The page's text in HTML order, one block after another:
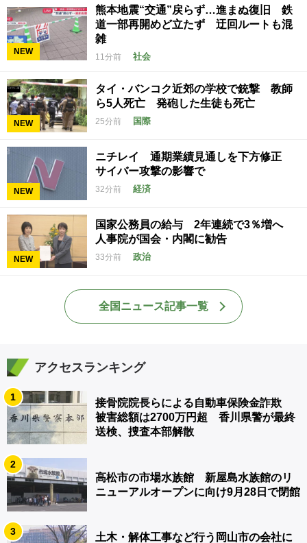
NEW
熊本地震“交通”戻らず…進まぬ復旧 鉄
道一部再開めど立たず 迂回ルートも混
雑
11分前 社会
NEW
タイ・バンコク近郊の学校で銃撃 教師
ら5人死亡 発砲した生徒も死亡
25分前 国際
NEW
ニチレイ 通期業績見通しを下方修正
サイバー攻撃の影響で
32分前 経済
NEW
国家公務員の給与 2年連続で3％増へ
人事院が国会・内閣に勧告
33分前 政治
全国ニュース記事一覧
アクセスランキング
1
接骨院院長らによる自動車保険金詐欺
被害総額は2700万円超 香川県警が最終
送検、捜査本部解散
2
高松市の市場水族館 新屋島水族館のリ
ニューアルオープンに向け9月28日で閉館
3
土木・解体工事など行う岡山市の会社に